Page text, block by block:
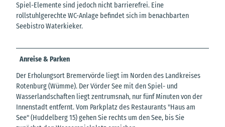
Spiel-Elemente sind jedoch nicht barrierefrei. Eine
rollstuhlgerechte WC-Anlage befindet sich im benachbarten
Seebistro Waterkieker.
Anreise & Parken
Der Erholungsort Bremervörde liegt im Norden des Landkreises
Rotenburg (Wümme). Der Vörder See mit den Spiel- und
Wasserlandschaften liegt zentrumsnah, nur fünf Minuten von der
Innenstadt entfernt. Vom Parkplatz des Restaurants "Haus am
See" (Huddelberg 15) gehen Sie rechts um den See, bis Sie